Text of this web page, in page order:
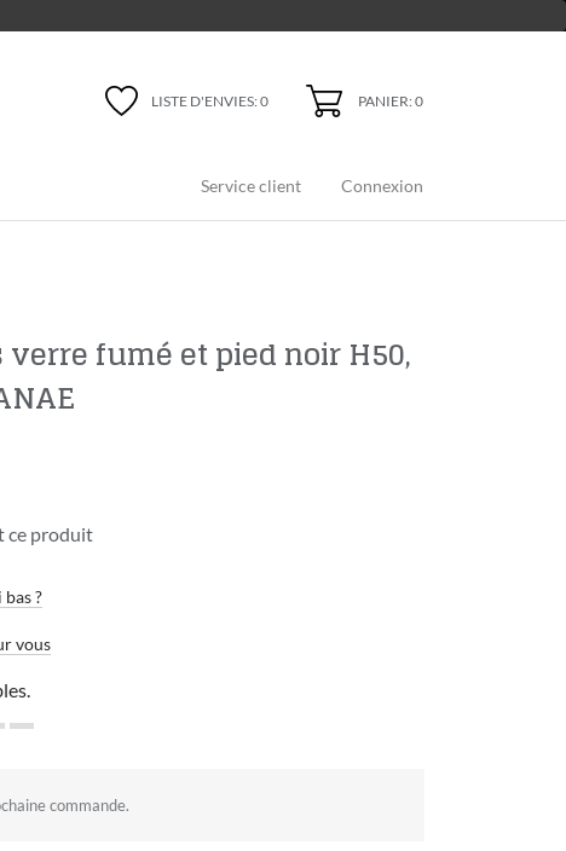
LISTE D'ENVIES:0 PANIER: 0
Service client Connexion
fumé et pied noir H50,
ce produit
?
vous
commande.